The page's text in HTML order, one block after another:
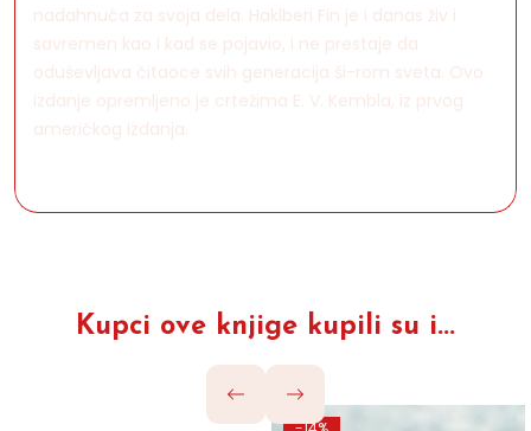
nadahnuća za svoja dela. Haklberi Fin je i danas živ i
savremen kao i kad se pojavio, i ne prestaje da
oduševljava čitaoce svih generacija ši-rom sveta. Ovo
izdanje opremljeno je crtežima E. V. Kembla, iz prvog
američkog izdanja.
Kupci ove knjige kupili su i...